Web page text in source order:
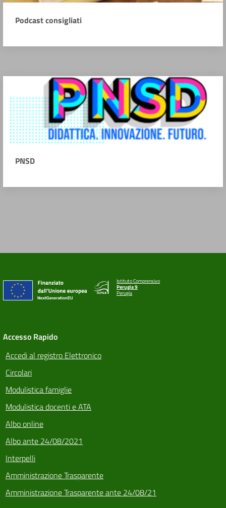
Podcast consigliati
PNSD
Istituto Comprensivo
Perugia 9
Perugia
Accesso Rapido
Accedi al registro Elettronico
Circolari
Modulistica famiglie
Modulistica docenti e ATA
Albo online
Albo ante 24/08/2021
Interpelli
Amministrazione Trasparente
Amministrazione Trasparente ante 24/08/21